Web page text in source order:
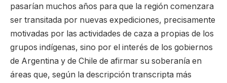
pasarían muchos años para que la región comenzara
ser transitada por nuevas expediciones, precisamente
motivadas por las actividades de caza a propias de los
grupos indígenas, sino por el interés de los gobiernos
de Argentina y de Chile de afirmar su soberanía en
áreas que, según la descripción transcripta más